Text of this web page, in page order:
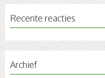
Recente reacties
Archief